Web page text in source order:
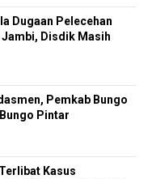
Dugaan Pelecehan
Jambi, Disdik Masih
Pemkab Bungo
Pintar
Kasus